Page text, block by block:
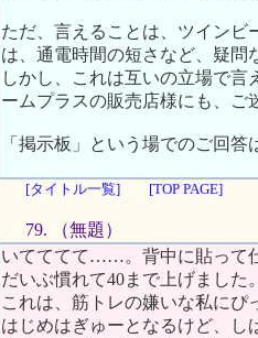
ただ、言えることは、ツインビ
は、通電時間の短さなど、疑問
しかし、これは互いの立場で
ームプラスの販売店様にも、ご
「掲示板」という場でのご回答
[タイトル一覧] [TOP PAGE]
79. （無題）
いてててて……。背中に貼って
だいぶ慣れて40まで上げました。
これは、筋トレの嫌いな私にぴ
はじめはぎゅーとなるけど、し